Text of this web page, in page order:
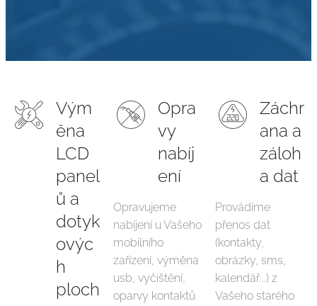
Vým
ěna
LCD
panel
ů a
dotyk
ovýc
h
ploch
Opra
vy
nabíj
ení
Opravujeme
nabíjení u Vašeho
mobilního
zařízení, výměna
usb, vyčištění,
oparvy kontaktů
Záchr
ana a
záloh
a dat
Provádíme
přenos dat
(kontakty,
obrázky, sms,
kalendář...) z
Vašeho starého